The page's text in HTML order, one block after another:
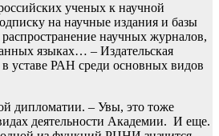
ученых к научной
на научные издания и базы
научных журналов,
языках… – Издательская
в уставе РАН среди основных видов
дипломатии. – Увы, это тоже
деятельности Академии. И еще.